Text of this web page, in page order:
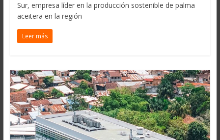
Sur, empresa líder en la producción sostenible de palma
aceitera en la región
Leer más